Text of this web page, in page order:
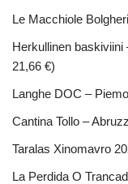
Le Macchiole
Herkullinen
21,66 €)
Langhe DOC –
Cantina Tollo –
Taralas Xinomavro
La Perdida O